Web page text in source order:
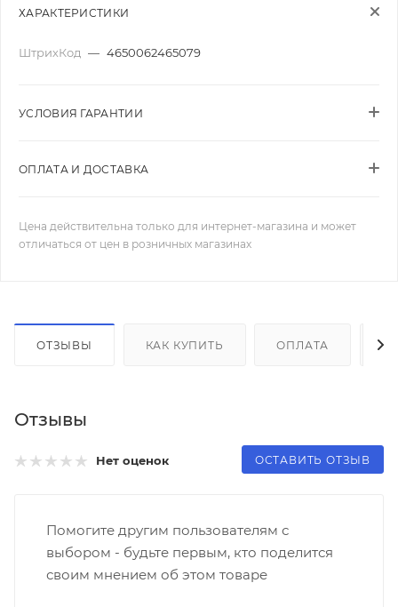
ХАРАКТЕРИСТИКИ
ШтрихКод — 4650062465079
УСЛОВИЯ ГАРАНТИИ
ОПЛАТА И ДОСТАВКА
Цена действительна только для интернет-магазина и может
отличаться от цен в розничных магазинах
ОТЗЫВЫ КАК КУПИТЬ ОПЛАТА
Отзывы
Нет оценок ОСТАВИТЬ ОТЗЫВ
Помогите другим пользователям с
выбором - будьте первым, кто поделится
своим мнением об этом товаре